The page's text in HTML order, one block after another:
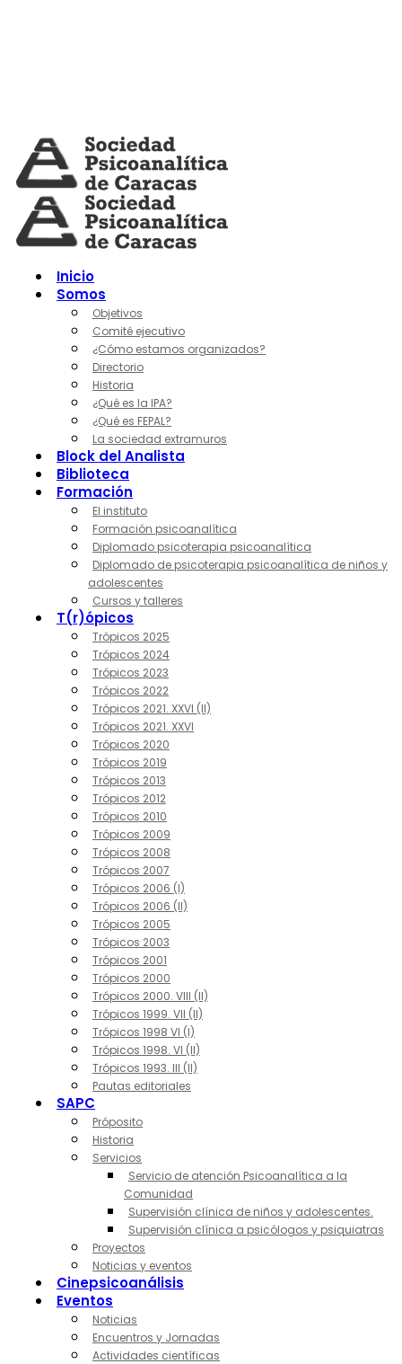
Inicio
Somos
Objetivos
Comité ejecutivo
¿Cómo estamos organizados?
Directorio
Historia
¿Qué es la IPA?
¿Qué es FEPAL?
La sociedad extramuros
Block del Analista
Biblioteca
Formación
El instituto
Formación psicoanalítica
Diplomado psicoterapia psicoanalítica
Diplomado de psicoterapia psicoanalítica de niños y
adolescentes
Cursos y talleres
T(r)ópicos
Trópicos 2025
Trópicos 2024
Trópicos 2023
Trópicos 2022
Trópicos 2021. XXVI (II)
Trópicos 2021. XXVI
Trópicos 2020
Trópicos 2019
Trópicos 2013
Trópicos 2012
Trópicos 2010
Trópicos 2009
Trópicos 2008
Trópicos 2007
Trópicos 2006 (I)
Trópicos 2006 (II)
Trópicos 2005
Trópicos 2003
Trópicos 2001
Trópicos 2000
Trópicos 2000. VIII (II)
Trópicos 1999. VII (II)
Trópicos 1998 VI (I)
Trópicos 1998. VI (II)
Trópicos 1993. III (II)
Pautas editoriales
SAPC
Próposito
Historia
Servicios
Servicio de atención Psicoanalítica a la
Comunidad
Supervisión clínica de niños y adolescentes.
Supervisión clínica a psicólogos y psiquiatras
Proyectos
Noticias y eventos
Cinepsicoanálisis
Eventos
Noticias
Encuentros y Jornadas
Actividades científicas